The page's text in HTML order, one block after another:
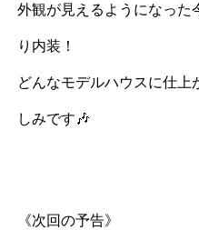
外観が見えるようになった
り内装！
どんなモデルハウスに仕上
しみです🎶
《次回の予告》